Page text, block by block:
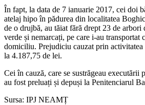
În fapt, la data de 7 ianuarie 2017, cei doi
atelaj hipo în pădurea din localitatea
de o drujbă, au tăiat fără drept 23 de arbori
verde și nemarcați, pe care i-au transportat
domiciliu. Prejudiciu cauzat prin activitatea
la 4.187,75 de lei.
Cei în cauză, care se sustrăgeau executării
au fost preluați și depuși la Penitenciarul
Sursa: IPJ NEAMȚ